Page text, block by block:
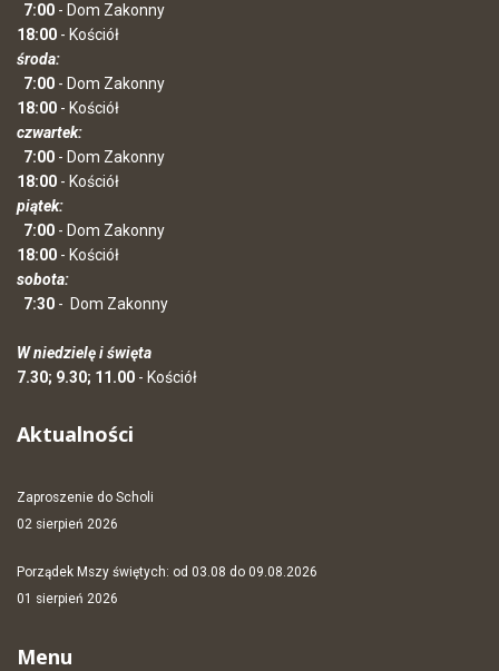
7:00 - Dom Zakonny
18:00 - Kościół
środa:
7:00 - Dom Zakonny
18:00 - Kościół
czwartek:
7:00 - Dom Zakonny
18:00 - Kościół
piątek:
7:00 - Dom Zakonny
18:00 - Kościół
sobota:
7:30 - Dom Zakonny
W niedzielę i święta
7.30; 9.30; 11.00 - Kościół
Aktualności
Zaproszenie do Scholi
02 sierpień 2026
Porządek Mszy świętych: od 03.08 do 09.08.2026
01 sierpień 2026
Menu